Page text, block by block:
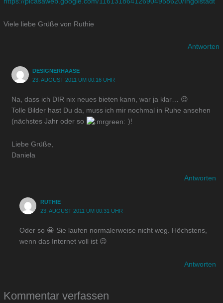
Viele liebe Grüße von Ruthie
Antworten
DESIGNERHAASE
23. AUGUST 2011 UM 00:16 UHR
Na, dass ich DIR nix neues bieten kann, war ja klar… 😉
Tolle Bilder hast Du da, muss ich mir nochmal in Ruhe ansehen
(nächstes Jahr oder so
)!
Liebe Grüße,
Daniela
Antworten
RUTHIE
23. AUGUST 2011 UM 00:31 UHR
Oder so 😀 Sie laufen normalerweise nicht weg. Höchstens,
wenn das Internet voll ist 😉
Antworten
Kommentar verfassen